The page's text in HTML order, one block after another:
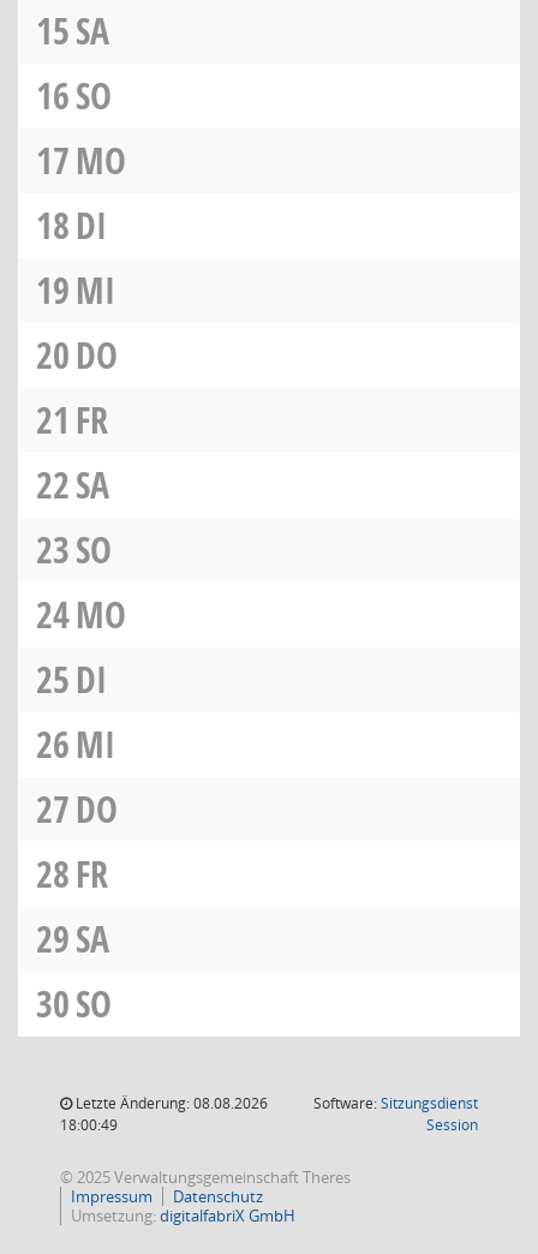
15SA
16SO
17MO
18DI
19MI
20DO
21 FR
22SA
23SO
24MO
25DI
26MI
27DO
28FR
29SA
30SO
Letzte Änderung: 08.08.2026
18:00:49
Software:Sitzungsdienst
Session(Wird in
© 2025 Verwaltungsgemeinschaft Theres
Impressum
Datenschutz
Umsetzung:digitalfabriX GmbH